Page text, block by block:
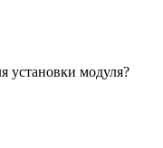
установки модуля?